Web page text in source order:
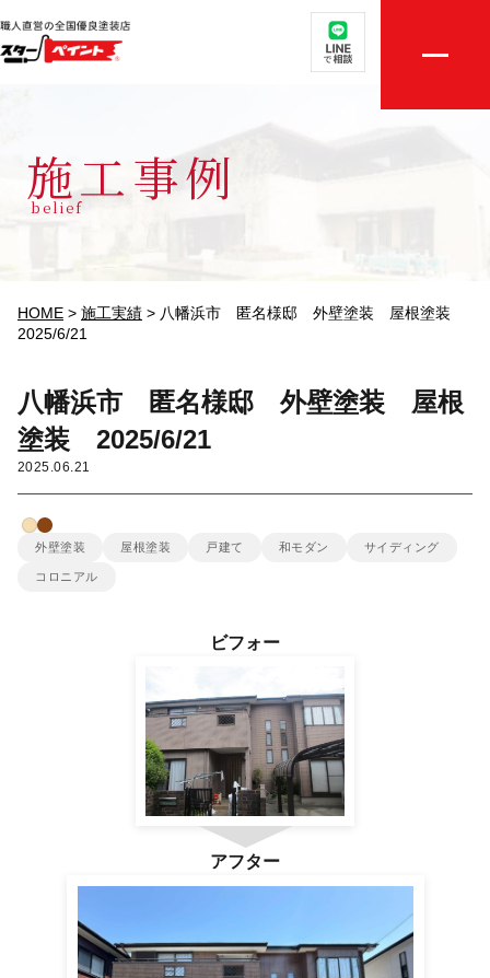
取扱メニュー
選ばれる理由
初めての方へ
雨漏り診断
施工事例
belief
HOME > 施工実績 > 八幡浜市 匿名様邸 外壁塗装 屋根塗装
2025/6/21
八幡浜市 匿名様邸 外壁塗装 屋根
塗装 2025/6/21
2025.06.21
外壁塗装 屋根塗装 戸建て 和モダン サイディング
コロニアル
ビフォー
アフター